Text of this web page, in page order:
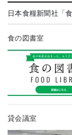
日本食糧新聞社「
食の図書室
貸会議室